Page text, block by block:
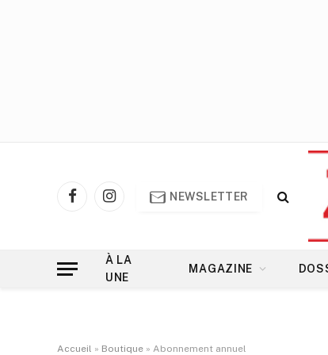
FacebookInstagram
NEWSLETTER
À LA
UNE
MAGAZINE
Accueil » Boutique » Abonnement annuel